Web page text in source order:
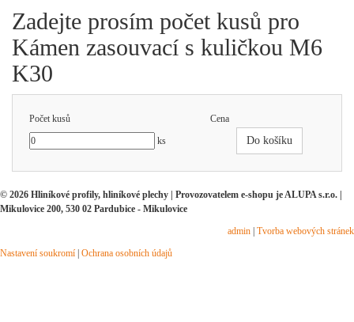
Zadejte prosím počet kusů pro
Kámen zasouvací s kuličkou M6
K30
Počet kusů
Cena
ks
Do košíku
© 2026 Hliníkové profily, hliníkové plechy | Provozovatelem e-shopu je ALUPA s.r.o. |
Mikulovice 200, 530 02 Pardubice - Mikulovice
admin Tvorba webových stránek
Nastavení soukromí Ochrana osobních údajů